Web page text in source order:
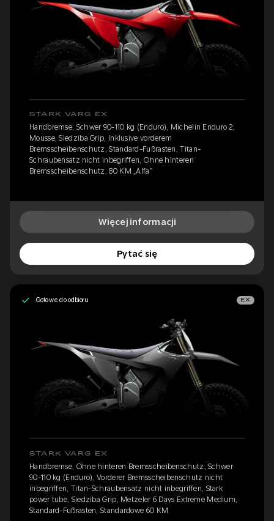
STARK VARG EX
Handbremse, Schwer 90-110 kg (Enduro), Michelin Enduro 2,
Mousse, Siedziba Grip, Inklusive vorderem
Bremsscheibenschutz, Standard-Fußrasten, Titan-
Schraubensatz nicht inbegriffen, Ohne hinteren
Bremsscheibenschutz, 80 KM „Alfa”
Więcej informacji
Pytać się
Gotowe do odbioru EX
STARK VARG EX
Handbremse, Ohne hinteren Bremsscheibenschutz, Schwer
90-110 kg (Enduro), Vorderer Bremsscheibenschutz nicht
inbegriffen, Titan-Schraubensatz nicht inbegriffen, Stark
power tube, Siedziba Grip, Metzeler 6 Days Extreme Medium,
Standard-Fußrasten, Standardowe 60 KM